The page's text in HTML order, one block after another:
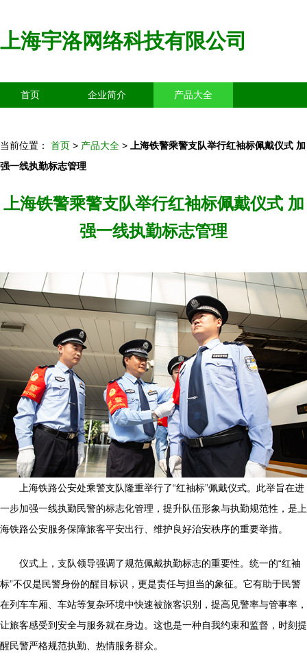
上海宇洛网络科技有限公司
首页 企业简介 产品大全
当前位置： 首页 > 产品大全 >
上海铁警乘警支队举行红袖标佩戴仪式 加
强一线执勤标志管理
上海铁警乘警支队举行红袖标佩戴仪式 加
强一线执勤标志管理
上海铁路公安处乘警支队隆重举行了“红袖标”佩戴仪式。此举旨在进
一步加强一线执勤民警的标志化管理，提升队伍形象与执勤规范性，是上
海铁路公安服务保障旅客平安出行、维护良好治安秩序的重要举措。
仪式上，支队领导强调了规范佩戴执勤标志的重要性。统一的“红袖
标”不仅是民警身份的醒目标识，更是责任与担当的象征。它有助于民警
在列车车厢、车站等复杂环境中快速被旅客识别，提高见警率与管事率，
让旅客感受到安全与服务就在身边。这也是一种自我约束和监督，时刻提
醒民警严格规范执勤、热情服务群众。